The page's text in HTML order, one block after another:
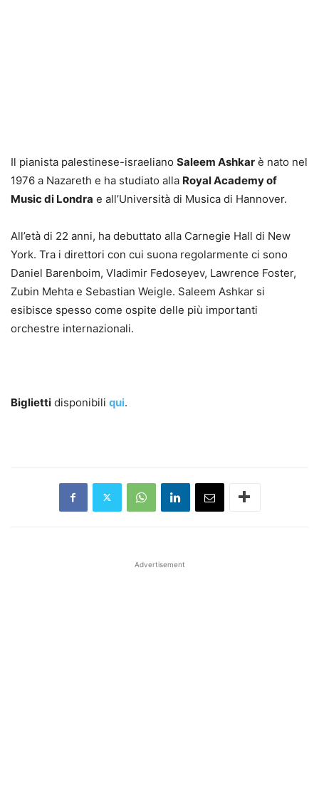
Il pianista palestinese-israeliano Saleem Ashkar è nato nel
1976 a Nazareth e ha studiato alla Royal Academy of
Music di Londra e all’Università di Musica di Hannover.
All’età di 22 anni, ha debuttato alla Carnegie Hall di New
York. Tra i direttori con cui suona regolarmente ci sono
Daniel Barenboim, Vladimir Fedoseyev, Lawrence Foster,
Zubin Mehta e Sebastian Weigle. Saleem Ashkar si
esibisce spesso come ospite delle più importanti
orchestre internazionali.
Biglietti disponibili qui.
Advertisement